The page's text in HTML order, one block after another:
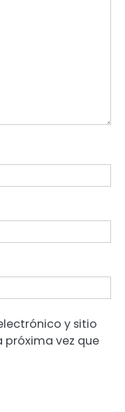
y sitio
próxima vez que